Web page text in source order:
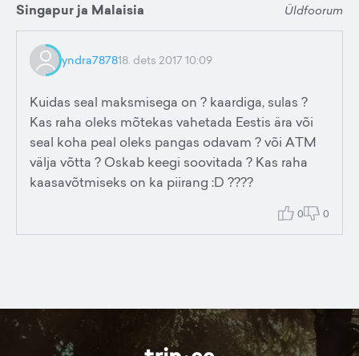
Singapur ja Malaisia Üldfoorum
yndra787818. dets 2017 10:09
Kuidas seal maksmisega on ? kaardiga, sulas ?
Kas raha oleks mõtekas vahetada Eestis ära või
seal koha peal oleks pangas odavam ? või ATM
välja võtta ? Oskab keegi soovitada ? Kas raha
kaasavõtmiseks on ka piirang :D ????
0 0